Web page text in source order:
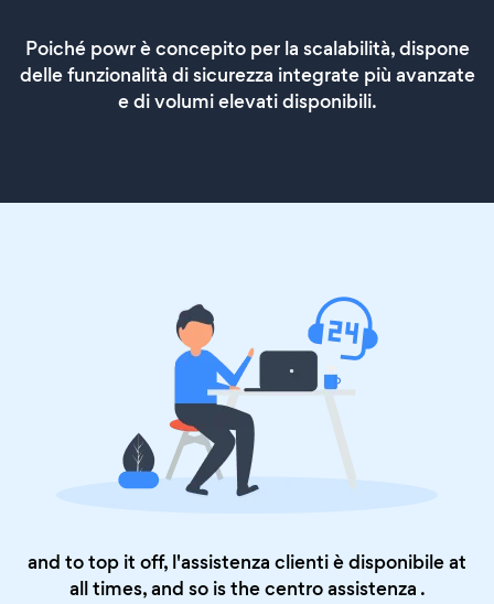
Poiché powr è concepito per la scalabilità, dispone
delle funzionalità di sicurezza integrate più avanzate
e di volumi elevati disponibili.
and to top it off, l'assistenza clienti è disponibile at
all times, and so is thecentro assistenza .